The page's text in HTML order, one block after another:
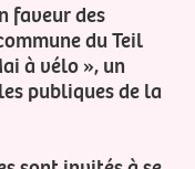
faveur des
du Teil
à vélo », un
publiques de la